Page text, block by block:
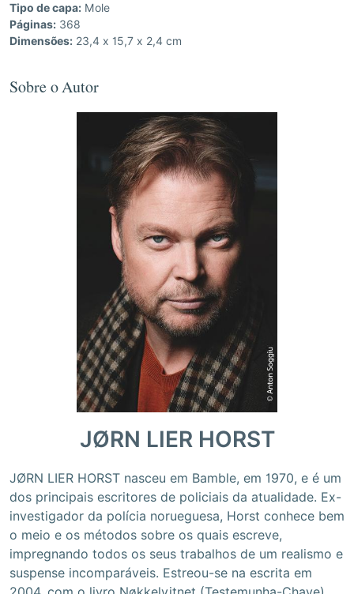
Tipo de capa: Mole
Páginas: 368
Dimensões: 23,4 x 15,7 x 2,4 cm
Sobre o Autor
JØRN LIER HORST
JØRN LIER HORST nasceu em Bamble, em 1970, e é um
dos principais escritores de policiais da atualidade. Ex-
investigador da polícia norueguesa, Horst conhece bem
o meio e os métodos sobre os quais escreve,
impregnando todos os seus trabalhos de um realismo e
suspense incomparáveis. Estreou-se na escrita em